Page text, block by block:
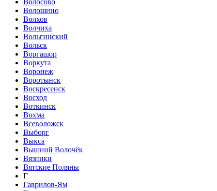
Волосово
Волошино
Волхов
Волчиха
Вольгинский
Вольск
Воргашор
Воркута
Воронеж
Воротынск
Воскресенск
Восход
Воткинск
Вохма
Всеволожск
Выборг
Выкса
Вышний Волочёк
Вязники
Вятские Поляны
Г
Гаврилов-Ям